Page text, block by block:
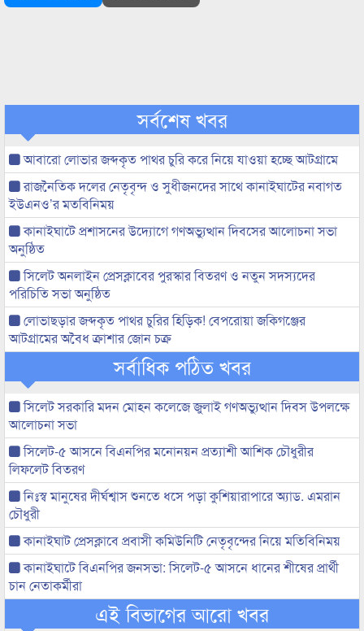
সর্বশেষ খবর
আবারো লোভার জব্দকৃত পাথর চুরি করে নিয়ে যাওয়া হচ্ছে আটগ্রামে
রাজনৈতিক দলের নেতৃবৃন্দ ও সুধীজনদের সাথে কানাইঘাটের নবাগত
ইউএনও’র মতবিনিময়
কানাইঘাটে প্রশাসনের উদ্যোগে গণঅভ্যুত্থান দিবসের আলোচনা সভা
অনুষ্ঠিত
সিলেট অনলাইন প্রেসক্লাবের পুরস্কার বিতরণ ও নতুন সদস্যদের
পরিচিতি সভা অনুষ্ঠিত
লোভাছড়ার জব্দকৃত পাথর চুরির হিড়িক! বেপরোয়া জকিগঞ্জের
আটগ্রামের অবৈধ ক্রাশার জোন চক্র
সর্বাধিক পঠিত খবর
সিলেট সরকারি মদন মোহন কলেজে জুলাই গণঅভ্যুত্থান দিবস উপলক্ষে
আলোচনা সভা
সিলেট-৫ আসনে বিএনপির মনোনয়ন প্রত্যাশী আশিক চৌধুরীর
লিফলেট বিতরণ
নিঃস্ব মানুষের দীর্ঘশ্বাস শুনতে ধসে পড়া কুশিয়ারাপারে অ্যাড. এমরান
চৌধুরী
কানাইঘাট প্রেসক্লাবে প্রবাসী কমিউনিটি নেতৃবৃন্দের নিয়ে মতিবিনিময়
কানাইঘাটে বিএনপির জনসভা: সিলেট-৫ আসনে ধানের শীষের প্রার্থী
চান নেতাকর্মীরা
এই বিভাগের আরো খবর